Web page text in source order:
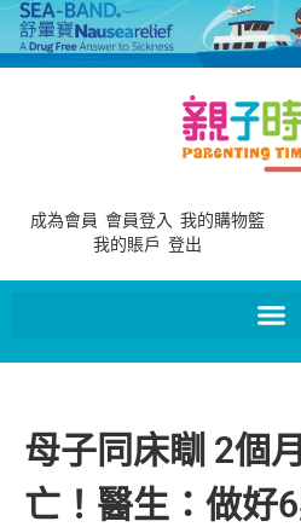
成為會員 會員登入 我的購物籃
我的賬戶 登出
母子同床瞓 2個
亡！醫生：做好